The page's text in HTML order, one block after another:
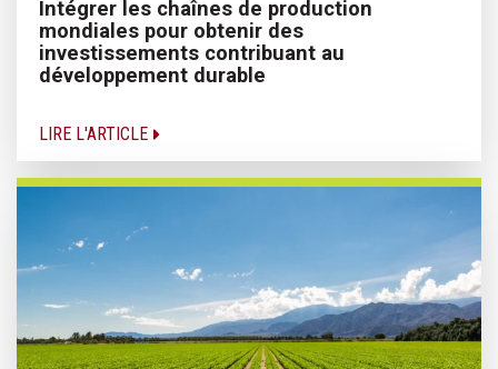
Intégrer les chaînes de production
mondiales pour obtenir des
investissements contribuant au
développement durable
LIRE L'ARTICLE